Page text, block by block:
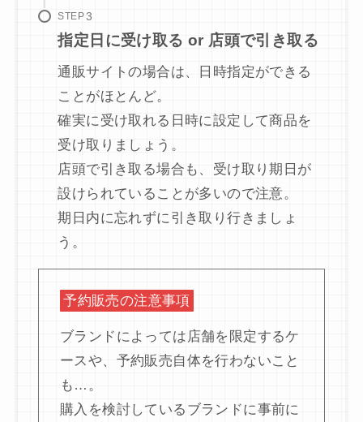
STEP
指定日に受け取る or 店頭で引き取る
通販サイトの場合は、日時指定ができる
ことがほとんど。
確実に受け取れる日時に設定して商品を
受け取りましょう。
店頭で引き取る場合も、受け取り期日が
設けられていることが多いので注意。
期日内に忘れずに引き取り行きましょ
う。
予約販売の注意事項
ブランドによっては店舗を限定するケ
ースや、予約販売自体を行わないこと
も…。
購入を検討しているブランドに事前に